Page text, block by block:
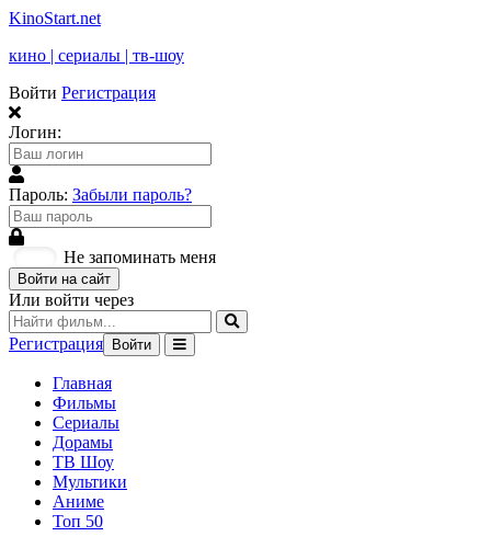
KinoStart.net
кино | сериалы | тв-шоу
Войти Регистрация
Логин:
Пароль: Забыли пароль?
Не запоминать меня
Войти на сайт
Или войти через
Регистрация Войти
Главная
Фильмы
Сериалы
Дорамы
ТВ Шоу
Мультики
Аниме
Топ 50